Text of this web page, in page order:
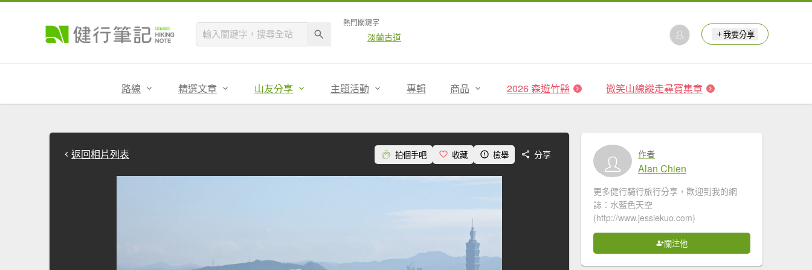
熱門關鍵字
淡蘭古道 我要分享
路線 精選文章 山友分享 主題活動 專輯 商品 2026 森遊竹縣 微笑山線縱走尋寶集章
返回相片列表 拍個手吧 收藏 檢舉 分享 作者
Alan Chien
更多健行騎行旅行分享，歡迎到我的網
誌：水藍色天空
(http://www.jessiekuo.com)
關注他